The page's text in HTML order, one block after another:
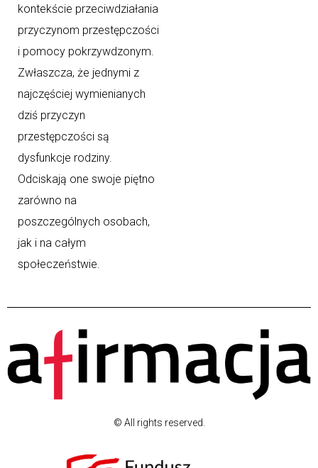
kontekście przeciwdziałania
przyczynom przestępczości
i pomocy pokrzywdzonym.
Zwłaszcza, że jednymi z
najczęściej wymienianych
dziś przyczyn
przestępczości są
dysfunkcje rodziny.
Odciskają one swoje piętno
zarówno na
poszczególnych osobach,
jak i na całym
społeczeństwie.
© All rights reserved.